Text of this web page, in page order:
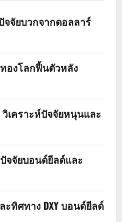
จัยบวกจากดอลลาร์
องโลกฟื้นตัวหลัง
เคราะห์ปัจจัยหนุนและ
จจัยบอนด์ยีลด์และ
ทิศทาง DXY บอนด์ยีลด์